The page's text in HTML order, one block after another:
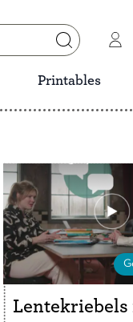
Printables
Lentekriebels